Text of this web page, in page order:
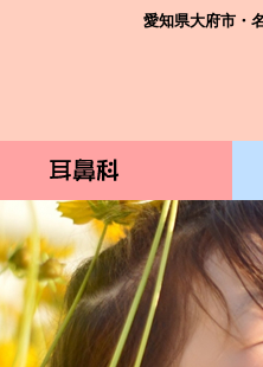
愛知県大府市・